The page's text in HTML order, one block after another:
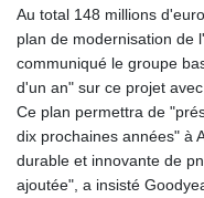
Au total 148 millions
plan de modernisation de
communiqué le groupe
d'un an" sur ce projet
Ce plan permettra de
dix prochaines années" à
durable et innovante de
ajoutée", a insisté